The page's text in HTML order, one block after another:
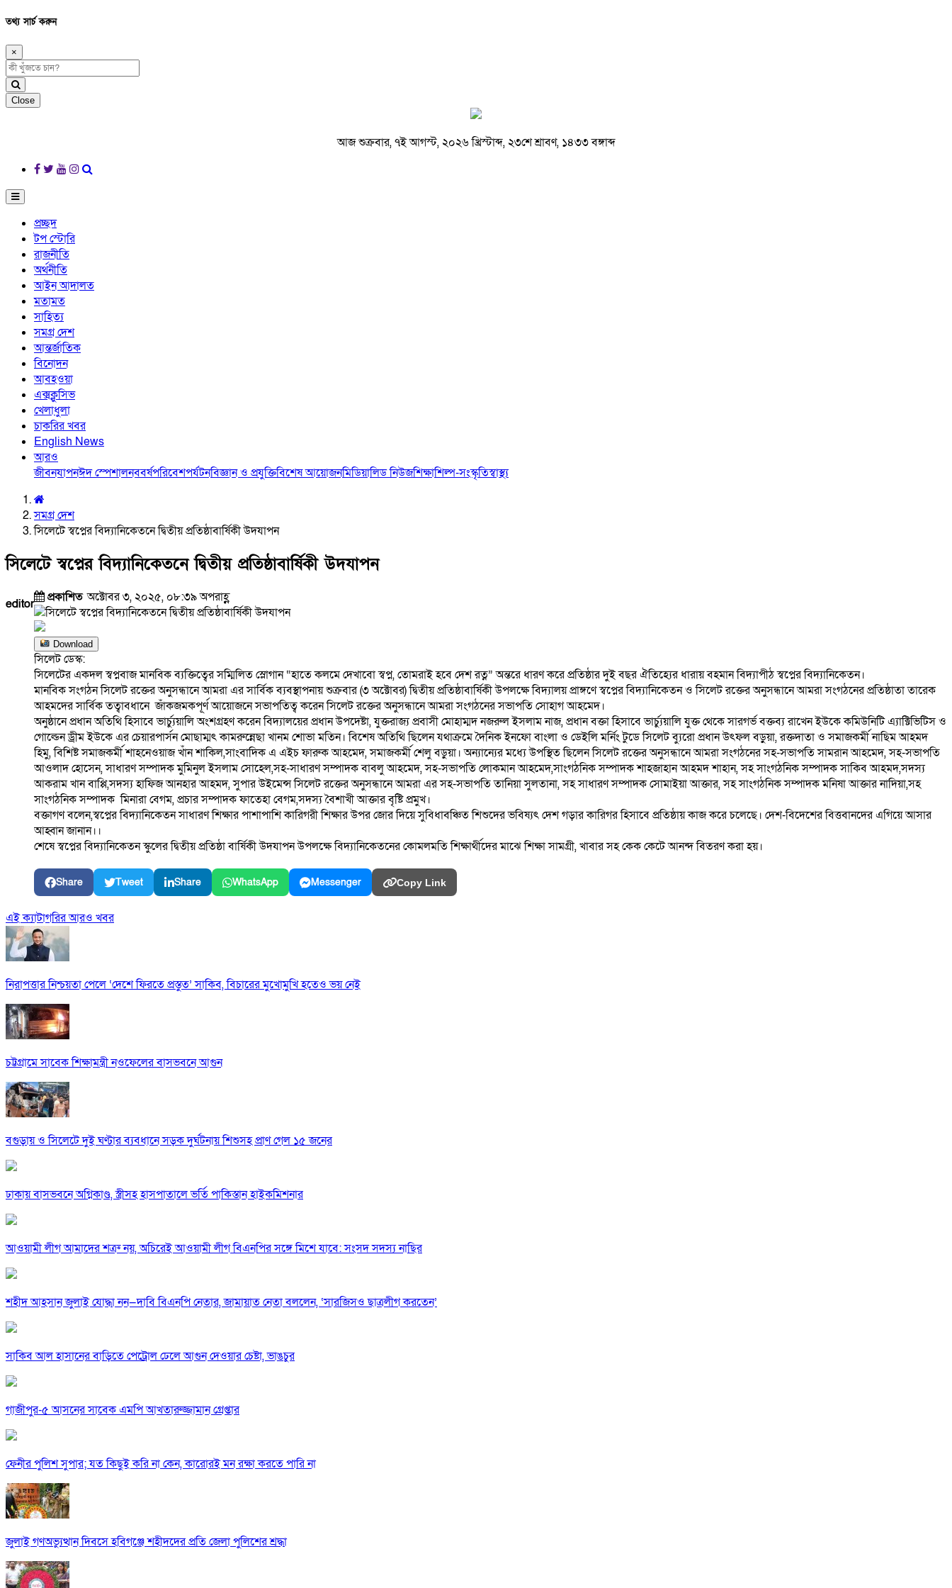
তথ্য সার্চ করুন
×
Close
আজ শুক্রবার, ৭ই আগস্ট, ২০২৬ খ্রিস্টাব্দ, ২৩শে শ্রাবণ, ১৪৩৩ বঙ্গাব্দ
প্রচ্ছদ
টপ স্টোরি
রাজনীতি
অর্থনীতি
আইন আদালত
মতামত
সাহিত্য
সমগ্র দেশ
আন্তর্জাতিক
বিনোদন
আবহওয়া
এক্সক্লুসিভ
খেলাধুলা
চাকরির খবর
English News
আরও
জীবনযাপনঈদ স্পেশালনববর্ষপরিবেশপর্যটনবিজ্ঞান ও প্রযুক্তিবিশেষ আয়োজনমিডিয়ালিড নিউজশিক্ষাশিল্প-সংস্কৃতিস্বাস্থ্য
সমগ্র দেশ
সিলেটে স্বপ্নের বিদ্যানিকেতনে দ্বিতীয় প্রতিষ্ঠাবার্ষিকী উদযাপন
সিলেটে স্বপ্নের বিদ্যানিকেতনে দ্বিতীয় প্রতিষ্ঠাবার্ষিকী উদযাপন
editor প্রকাশিতঅক্টোবর ৩, ২০২৫, ০৮:৩৯ অপরাহ্ণ
Download
সিলেট ডেস্ক:
সিলেটের একদল স্বপ্নবাজ মানবিক ব্যক্তিত্বের সম্মিলিত স্লোগান “হাতে কলমে দেখাবো স্বপ্ন, তোমরাই হবে দেশ রত্ন” অন্তরে ধারণ করে প্রতিষ্ঠার দুই বছর ঐতিহ্যের ধারায় বহমান বিদ্যাপীঠ স্বপ্নের বিদ্যানিকেতন।
মানবিক সংগঠন সিলেট রক্তের অনুসন্ধানে আমরা এর সার্বিক ব্যবস্থাপনায় শুক্রবার (৩ অক্টোবর) দ্বিতীয় প্রতিষ্ঠাবার্ষিকী উপলক্ষে বিদ্যালয় প্রাঙ্গণে স্বপ্নের বিদ্যানিকেতন ও সিলেট রক্তের অনুসন্ধানে আমরা সংগঠনের প্রতিষ্ঠাতা তারেক
আহমদের সার্বিক তত্বাবধানে জাঁকজমকপূর্ণ আয়োজনে সভাপতিত্ব করেন সিলেট রক্তের অনুসন্ধানে আমরা সংগঠনের সভাপতি সোহাগ আহমেদ।
অনুষ্ঠানে প্রধান অতিথি হিসাবে ভার্চ্যুয়ালি অংশগ্রহণ করেন বিদ্যালয়ের প্রধান উপদেষ্টা, যুক্তরাজ্য প্রবাসী মোহাম্মদ নজরুল ইসলাম নাজ, প্রধান বক্তা হিসাবে ভার্চ্যুয়ালি যুক্ত থেকে সারগর্ভ বক্তব্য রাখেন ইউকে কমিউনিটি এ্যাক্টিভিটিস ও
গোল্ডেন ড্রীম ইউকে এর চেয়ারপার্সন মোছাম্মৎ কামরুন্নেছা খানম শোভা মতিন। বিশেষ অতিথি ছিলেন যথাক্রমে দৈনিক ইনফো বাংলা ও ডেইলি মর্নিং টুডে সিলেট ব্যুরো প্রধান উৎফল বড়ুয়া, রক্তদাতা ও সমাজকর্মী নাছিম আহমদ
হিমু, বিশিষ্ট সমাজকর্মী শাহনেওয়াজ খাঁন শাকিল,সাংবাদিক এ এইচ ফারুক আহমেদ, সমাজকর্মী শেলু বড়ুয়া। অন্যান্যের মধ্যে উপস্থিত ছিলেন সিলেট রক্তের অনুসন্ধানে আমরা সংগঠনের সহ-সভাপতি সামরান আহমেদ, সহ-সভাপতি
আওলাদ হোসেন, সাধারণ সম্পাদক মুমিনুল ইসলাম সোহেল,সহ-সাধারণ সম্পাদক বাবলু আহমেদ, সহ-সভাপতি লোকমান আহমেদ,সাংগঠনিক সম্পাদক শাহজাহান আহমদ শাহান, সহ সাংগঠনিক সম্পাদক সাকিব আহমদ,সদস্য
আকরাম খান বাপ্পি,সদস্য হাফিজ আনহার আহমদ, সুপার উইমেন্স সিলেট রক্তের অনুসন্ধানে আমরা এর সহ-সভাপতি তানিয়া সুলতানা, সহ সাধারণ সম্পাদক সোমাইয়া আক্তার, সহ সাংগঠনিক সম্পাদক মনিষা আক্তার নাদিয়া,সহ
সাংগঠনিক সম্পাদক মিনারা বেগম, প্রচার সম্পাদক ফাতেহা বেগম,সদস্য বৈশাখী আক্তার বৃষ্টি প্রমুখ।
বক্তাগণ বলেন,স্বপ্নের বিদ্যানিকেতন সাধারণ শিক্ষার পাশাপাশি কারিগরী শিক্ষার উপর জোর দিয়ে সুবিধাবঞ্চিত শিশুদের ভবিষ্যৎ দেশ গড়ার কারিগর হিসাবে প্রতিষ্ঠায় কাজ করে চলেছে। দেশ-বিদেশের বিত্তবানদের এগিয়ে আসার
আহ্বান জানান।।
শেষে স্বপ্নের বিদ্যানিকেতন স্কুলের দ্বিতীয় প্রতিষ্ঠা বার্ষিকী উদযাপন উপলক্ষে বিদ্যানিকেতনের কোমলমতি শিক্ষার্থীদের মাঝে শিক্ষা সামগ্রী, খাবার সহ কেক কেটে আনন্দ বিতরণ করা হয়।
Share Tweet Share WhatsApp Messenger Copy Link
এই ক্যাটাগরির আরও খবর
নিরাপত্তার নিশ্চয়তা পেলে ‘দেশে ফিরতে প্রস্তুত’ সাকিব, বিচারের মুখোমুখি হতেও ভয় নেই
চট্টগ্রামে সাবেক শিক্ষামন্ত্রী নওফেলের বাসভবনে আগুন
বগুড়ায় ও সিলেটে দুই ঘণ্টার ব্যবধানে সড়ক দুর্ঘটনায় শিশুসহ প্রাণ গেল ১৫ জনের
ঢাকায় বাসভবনে অগ্নিকাণ্ড, স্ত্রীসহ হাসপাতালে ভর্তি পাকিস্তান হাইকমিশনার
আওয়ামী লীগ আমাদের শত্রু নয়, অচিরেই আওয়ামী লীগ বিএনপির সঙ্গে মিশে যাবে: সংসদ সদস্য নাছির
শহীদ আহসান জুলাই যোদ্ধা নন—দাবি বিএনপি নেতার, জামায়াত নেতা বললেন, ‘সারজিসও ছাত্রলীগ করতেন’
সাকিব আল হাসানের বাড়িতে পেট্রোল ঢেলে আগুন দেওয়ার চেষ্টা, ভাঙচুর
গাজীপুর-৫ আসনের সাবেক এমপি আখতারুজ্জামান গ্রেপ্তার
ফেনীর পুলিশ সুপার; যত কিছুই করি না কেন, কারোরই মন রক্ষা করতে পারি না
জুলাই গণঅভ্যুত্থান দিবসে হবিগঞ্জে শহীদদের প্রতি জেলা পুলিশের শ্রদ্ধা